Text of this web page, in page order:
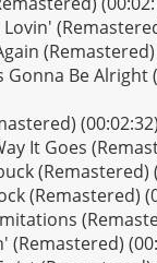
Gonna Be Alright
(00:02:32)
It Goes
(Remastered)
(Remastered)
(Remastered)